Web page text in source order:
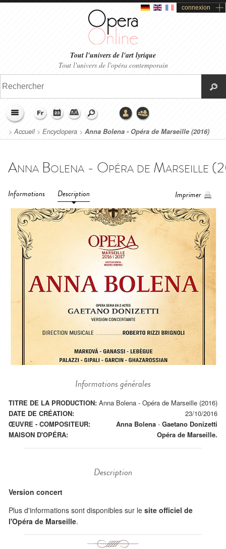
connexion
Tout l'univers de l'art lyrique
Tout l'univers de l'opéra contemporain
>Accueil> Encyclopera > Anna Bolena - Opéra de Marseille (2016)
Informations Description Imprimer
Informations générales
TITRE DE LA PRODUCTION: Anna Bolena - Opéra de Marseille (2016)
DATE DE CRÉATION:
23/10/2016
ŒUVRE - COMPOSITEUR:
Anna Bolena - Gaetano Donizetti
MAISON D'OPÉRA:
Opéra de Marseille.
Description
Version concert
Plus d'informations sont disponibles sur le site officiel de
l'Opéra de Marseille.